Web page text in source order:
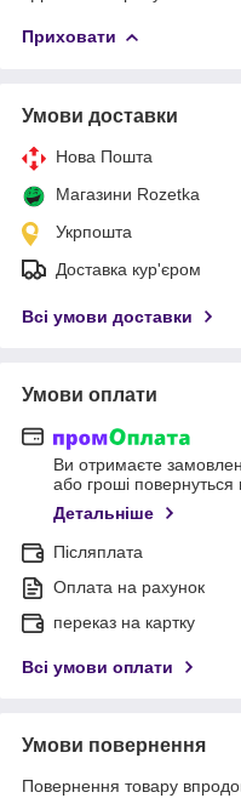
Приховати
Умови доставки
Нова Пошта
Магазини Rozetka
Укрпошта
Доставка кур'єром
Всі умови доставки
Умови оплати
Ви отримаєте
або гроші повернуться
Детальніше
Післяплата
Оплата на рахунок
переказ на картку
Всі умови оплати
Умови повернення
Повернення товару